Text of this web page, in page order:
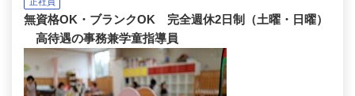
無資格OK・ブランクOK 完全週休2日制（土曜・日曜）
高待遇の事務兼学童指導員